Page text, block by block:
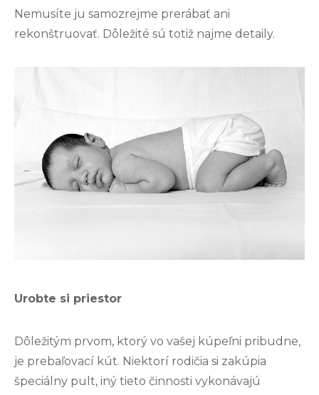
Nemusíte ju samozrejme prerábať ani
rekonštruovať. Dôležité sú totiž najme detaily.
Urobte si priestor
Dôležitým prvom, ktorý vo vašej kúpeľni pribudne,
je prebaľovací kút. Niektorí rodičia si zakúpia
špeciálny pult, iný tieto činnosti vykonávajú